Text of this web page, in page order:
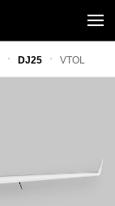
DJ25 VTOL